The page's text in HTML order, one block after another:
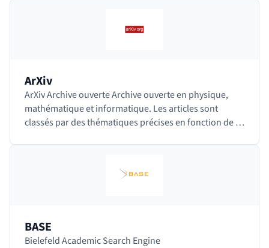
ArXiv
ArXiv Archive ouverte Archive ouverte en physique,
mathématique et informatique. Les articles sont
classés par des thématiques précises en fonction de la
BASE
Bielefeld Academic Search Engine